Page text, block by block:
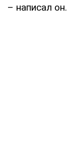
– написал он.